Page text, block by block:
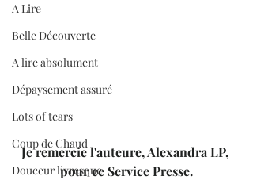
A Lire
Belle Découverte
A lire absolument
Dépaysement assuré
Lots of tears
Coup de Chaud
Douceur livresque
Je remercie l'auteure, Alexandra LP,
pour ce Service Presse.